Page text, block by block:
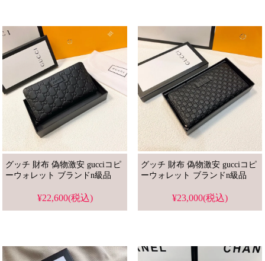
グッチ 財布 偽物激安 gucciコピ
ーウォレット ブランドn級品
¥22,600(税込)
グッチ 財布 偽物激安 gucciコピ
ーウォレット ブランドn級品
¥23,000(税込)